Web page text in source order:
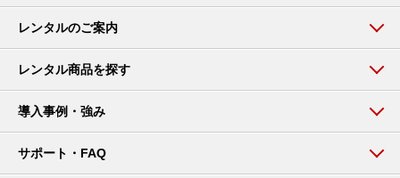
レンタルのご案内
レンタル商品を探す
導入事例・強み
サポート・FAQ